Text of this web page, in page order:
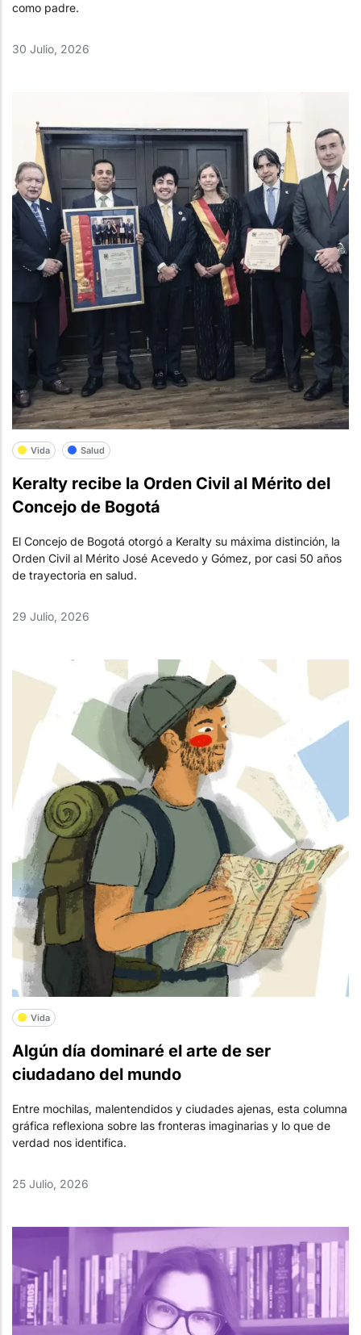
como padre.
30 Julio, 2026
Vida Salud
Keralty recibe la Orden Civil al Mérito del
Concejo de Bogotá
El Concejo de Bogotá otorgó a Keralty su máxima distinción, la
Orden Civil al Mérito José Acevedo y Gómez, por casi 50 años
de trayectoria en salud.
29 Julio, 2026
Vida
Algún día dominaré el arte de ser
ciudadano del mundo
Entre mochilas, malentendidos y ciudades ajenas, esta columna
gráfica reflexiona sobre las fronteras imaginarias y lo que de
verdad nos identifica.
25 Julio, 2026